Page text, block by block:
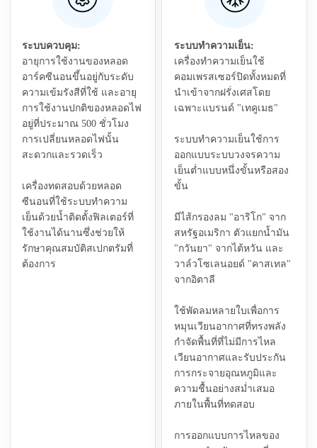
ระบบควบคุม:
อายุการใช้งานของหลอด
อาร์คซีนอนขึ้นอยู่กับระดับ
ความเข้มรังสีที่ใช้ และอายุ
การใช้งานปกติของหลอดไฟ
อยู่ที่ประมาณ 500 ชั่วโมง
การเปลี่ยนหลอดไฟนั้น
สะดวกและรวดเร็ว
เครื่องทดสอบด้วยหลอด
ซีนอนที่ใช้ระบบทำความ
เย็นด้วยน้ำติดตั้งฟิลเตอร์ที่
ใช้งานได้นานซึ่งช่วยให้
รักษาคุณสมบัติสเปกตรัมที่
ต้องการ
ระบบทำความเย็น:
เครื่องทำความเย็นใช้
คอมเพรสเซอร์ปิดทั้งหมดที่
นำเข้าจากฝรั่งเศสโดย
เฉพาะแบรนด์ "เทคูเมธ"
ระบบทำความเย็นใช้การ
ออกแบบระบบวงจรความ
เย็นต่ำแบบหนึ่งขั้นหรือสอง
ขั้น
มีไส้กรองลม "อาริโก" จาก
สหรัฐอเมริกา ตัวแยกน้ำมัน
"กวันยา" จากไต้หวัน และ
วาล์วโซเลนอยด์ "คาสเทล"
จากอิตาลี
ใช้พัดลมหลายใบเพื่อการ
หมุนเวียนอากาศที่ทรงพลัง
กำจัดพื้นที่ที่ไม่มีการไหล
เวียนอากาศและรับประกัน
การกระจายอุณหภูมิและ
ความชื้นอย่างสม่ำเสมอ
ภายในพื้นที่ทดสอบ
การออกแบบการไหลของ